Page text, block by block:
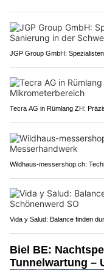
JGP Group GmbH:
Tecra AG in Rümlang ZH:
Wildhaus-messershop.ch:
Vida y Salud: Balance finden
Biel BE:
Tunnelwartung –